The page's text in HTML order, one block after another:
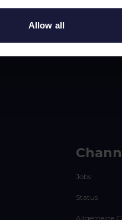
Allow all
Jobs
Status
Allgemeine